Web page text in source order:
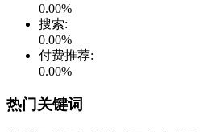
0.00%
搜索:
0.00%
付费推荐:
0.00%
热门关键词